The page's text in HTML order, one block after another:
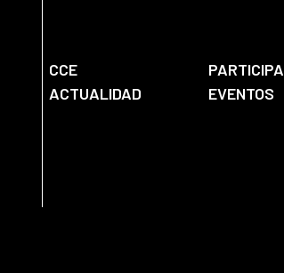
CCE PARTICIPA
ACTUALIDAD
EVENTOS